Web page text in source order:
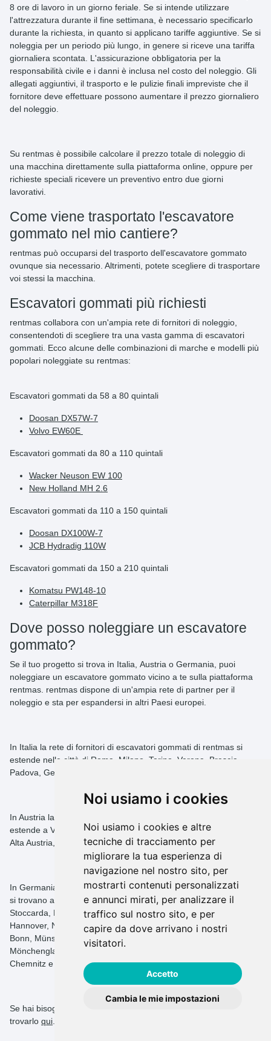
Noi usiamo i cookies
Noi usiamo i cookies e altre
tecniche di tracciamento per
migliorare la tua esperienza di
navigazione nel nostro sito, per
mostrarti contenuti personalizzati
e annunci mirati, per analizzare il
traffico sul nostro sito, e per
capire da dove arrivano i nostri
visitatori.
Accetto
Cambia le mie impostazioni
8 ore di lavoro in un giorno feriale. Se si intende utilizzare
l'attrezzatura durante il fine settimana, è necessario specificarlo
durante la richiesta, in quanto si applicano tariffe aggiuntive. Se si
noleggia per un periodo più lungo, in genere si riceve una tariffa
giornaliera scontata. L'assicurazione obbligatoria per la
responsabilità civile e i danni è inclusa nel costo del noleggio. Gli
allegati aggiuntivi, il trasporto e le pulizie finali impreviste che il
fornitore deve effettuare possono aumentare il prezzo giornaliero
del noleggio.
Su rentmas è possibile calcolare il prezzo totale di noleggio di
una macchina direttamente sulla piattaforma online , oppure per
richieste speciali ricevere un preventivo entro due giorni
lavorativi.
Come viene trasportato l'escavatore
gommato nel mio cantiere?
rentmas può occuparsi del trasporto dell'escavatore gommato
ovunque sia necessario. Altrimenti, potete scegliere di trasportare
voi stessi la macchina.
Escavatori gommati più richiesti
rentmas collabora con un'ampia rete di fornitori di noleggio,
consentendoti di scegliere tra una vasta gamma di escavatori
gommati. Ecco alcune delle combinazioni di marche e modelli più
popolari noleggiate su rentmas:
Escavatori gommati da 58 a 80 quintali
Doosan DX57W-7
Volvo EW60E
Escavatori gommati da 80 a 110 quintali
Wacker Neuson EW 100
New Holland MH 2.6
Escavatori gommati da 110 a 150 quintali
Doosan DX100W-7
JCB Hydradig 110W
Escavatori gommati da 150 a 210 quintali
Komatsu PW148-10
Caterpillar M318F
Dove posso noleggiare un escavatore
gommato?
Se il tuo progetto si trova in Italia Austria o Germania , puoi
noleggiare un escavatore gommato vicino a te sulla piattaforma
rentmas. rentmas dispone di un'ampia rete di partner per il
noleggio e sta per espandersi in altri Paesi europei.
In Italia la rete di fornitori di escavatori gommati di rentmas si
estende nelle città di Roma, Milano, Torino, Verona, Brescia,
Padova, Genova, Bergamo, Vicenza, Catania e altre ancora.
In Austria la nostra rete di fornitori di escavatori gommati si
estende a Vienna, Burgenland, Carinzia, Tirolo, Bassa Austria,
Alta Austria, Salisburgo, Stiria, Vorarlberg e oltre.
In Germania i maggiori fornitori di escavatori gommati di rentmas
si trovano a Berlino, Amburgo, Monaco, Colonia, Francoforte,
Stoccarda, Düsseldorf, Lipsia, Dortmund, Essen, Brema,
Hannover, Norimberga, Duisburg, Bochum, Wuppertal, Bielefeld,
Bonn, Münster, Mannheim, Karlsruhe, Augusta, Wiesbaden,
Mönchengladbach, Gelsenkirchen, Aquisgrana, Braunschweig,
Chemnitz e Kiel.
Se hai bisogno di un altro tipo di escavatore gommato, puoi
trovarlo qui